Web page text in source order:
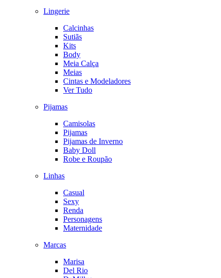
Lingerie
Calcinhas
Sutiãs
Kits
Body
Meia Calça
Meias
Cintas e Modeladores
Ver Tudo
Pijamas
Camisolas
Pijamas
Pijamas de Inverno
Baby Doll
Robe e Roupão
Linhas
Casual
Sexy
Renda
Personagens
Maternidade
Marcas
Marisa
Del Rio